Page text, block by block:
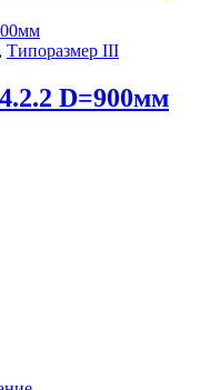
, Типоразмер III
D=900мм